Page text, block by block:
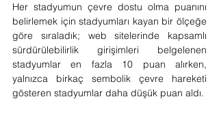
Her stadyumun çevre dostu olma puanını
belirlemek için stadyumları kayan bir ölçeğe
göre sıraladık; web sitelerinde kapsamlı
sürdürülebilirlik girişimleri belgelenen
stadyumlar en fazla 10 puan alırken,
yalnızca birkaç sembolik çevre hareketi
gösteren stadyumlar daha düşük puan aldı.